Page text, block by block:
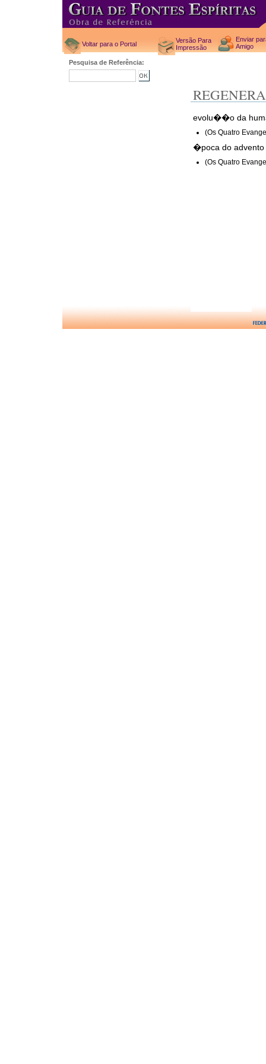
Voltar para o Portal
Versão Para
Impressão
Enviar
Amigo
Pesquisa de Referência:
evolu��o da
(Os Quatro
�poca do advento
(Os Quatro